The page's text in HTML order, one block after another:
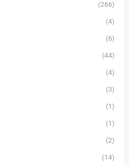
(266)
(4)
(6)
(44)
(4)
(3)
(1)
(1)
(2)
(14)